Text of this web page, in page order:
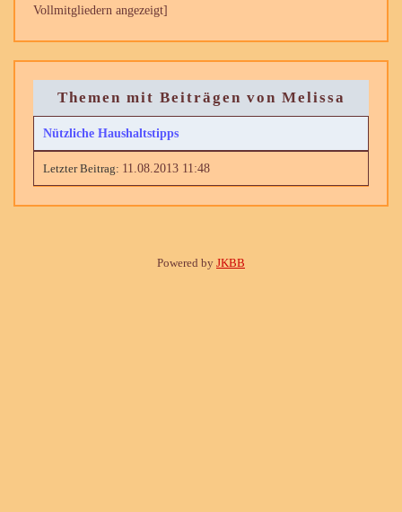
Vollmitgliedern angezeigt]
Themen mit Beiträgen von Melissa
Nützliche Haushaltstipps
11.08.2013 11:48
Powered by JKBB